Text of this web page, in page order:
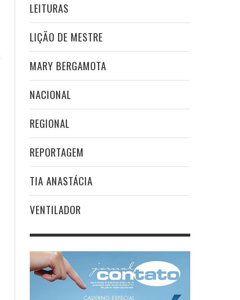
LEITURAS
LIÇÃO DE MESTRE
MARY BERGAMOTA
NACIONAL
REGIONAL
REPORTAGEM
TIA ANASTÁCIA
VENTILADOR